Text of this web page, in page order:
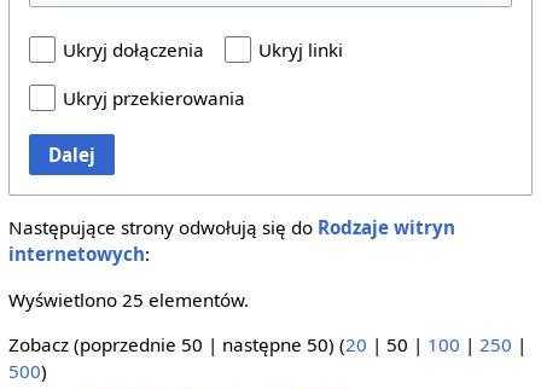
Ukryj dołączenia
Ukryj linki
Ukryj przekierowania
Dalej
Następujące strony odwołują się do Rodzaje witryn
internetowych:
Wyświetlono 25 elementów.
Zobacz (poprzednie 50 | następne 50) (20 | 50 | 100 | 250 |
500)